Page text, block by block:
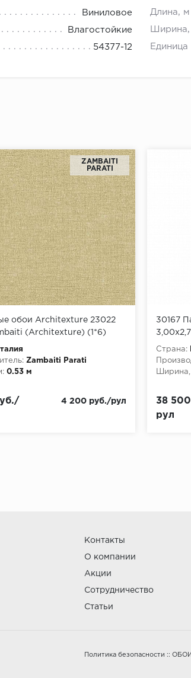
Виниловое Длина, м
Влагостойкие
54377-12 Единица
ZAMBAITI
PARATI
обои Architexture 23022
(Architexture) (1*6)
винил на флизелине
Zambaiti Parati
0.53 м
4 200 руб./рул
30167
Страна:
Ширина,
38
рул
Контакты
О компании
Акции
Сотрудничество
Статьи
Политика безопасности ::